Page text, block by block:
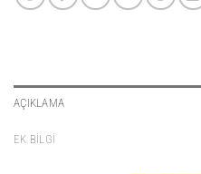
AÇIKLAMA
EK BILGI